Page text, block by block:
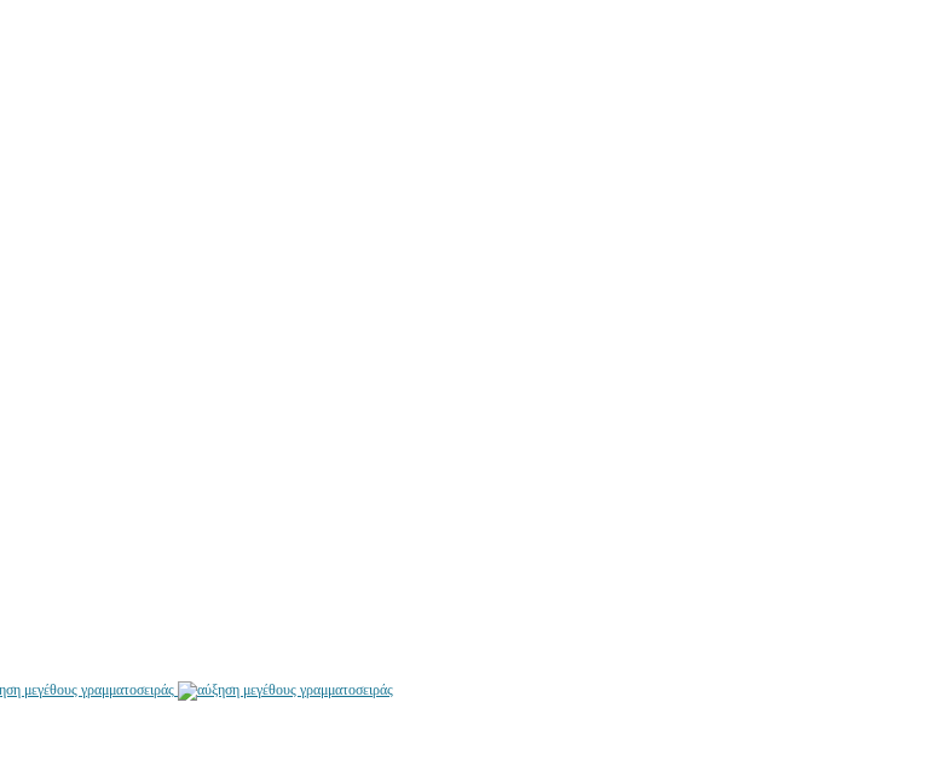
μεγέθους γραμματοσειράς